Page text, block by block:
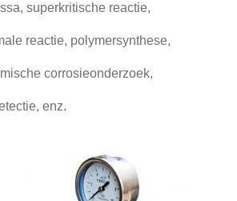
superkritische reactie,
reactie, polymersynthese,
corrosieonderzoek,
enz.